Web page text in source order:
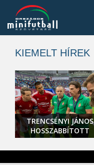
KIEMELT HÍREK
TRENCSÉNYI JÁNOS
HOSSZABBÍTOTT